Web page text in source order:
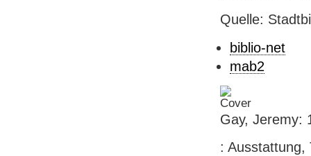
Quelle:
biblio-net
mab2
Gay, Jeremy:
: Ausstattung,